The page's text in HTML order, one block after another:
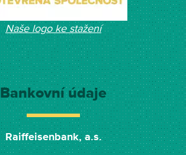
Naše logo ke stažení
Bankovní údaje
Raiffeisenbank, a.s.